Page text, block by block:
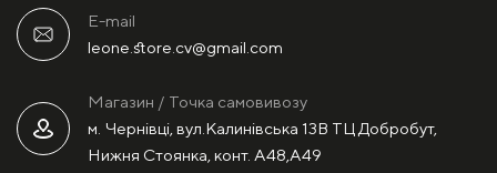
E-mail
leone.store.cv@gmail.com
Магазин / Точка самовивозу
м. Чернівці, вул.Калинівська 13В ТЦ Добробут,
Нижня Стоянка, конт. А48,А49